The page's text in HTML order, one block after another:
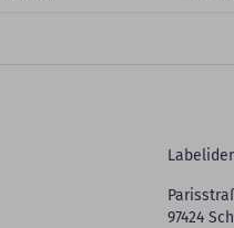
97424